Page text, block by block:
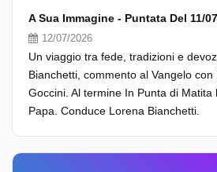
A Sua Immagine - Puntata Del 11/
12/07/2026
Un viaggio tra fede, tradizioni e
Bianchetti, commento al Vangelo
Goccini. Al termine In Punta di Matita
Papa. Conduce Lorena Bianchetti.